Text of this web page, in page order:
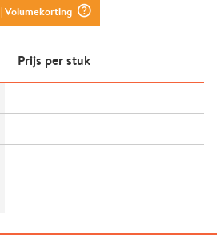
| Volumekorting question_mark_circle
Prijs per stuk